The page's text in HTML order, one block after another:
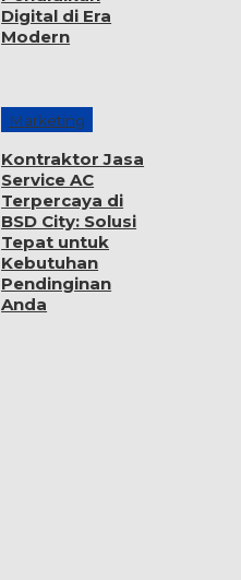
Digital di Era
Modern
Marketing
Kontraktor Jasa
Service AC
Terpercaya di
BSD City: Solusi
Tepat untuk
Kebutuhan
Pendinginan
Anda